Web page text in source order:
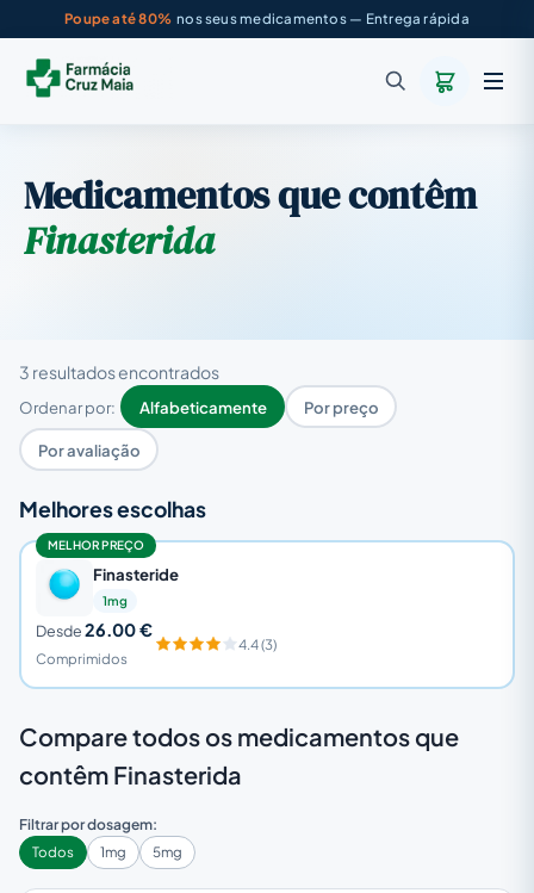
Poupe até 80% nos seus medicamentos — Entrega rápida
Medicamentos que contêm
Finasterida
3 resultados encontrados
Ordenar por: Alfabeticamente Por preço
Por avaliação
Melhores escolhas
MELHOR PREÇO
Finasteride
1mg
Desde26.00 €
Comprimidos
4.4 (3)
Compare todos os medicamentos que
contêm Finasterida
Filtrar por dosagem:
Todos
1mg 5mg